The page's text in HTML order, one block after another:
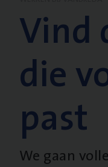
Vind
die
past
We gaan